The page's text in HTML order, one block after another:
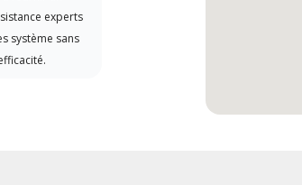
experts
système sans